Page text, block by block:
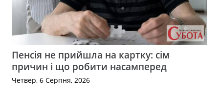
Пенсія не прийшла на картку: сім
причин і що робити насамперед
Четвер, 6 Серпня, 2026